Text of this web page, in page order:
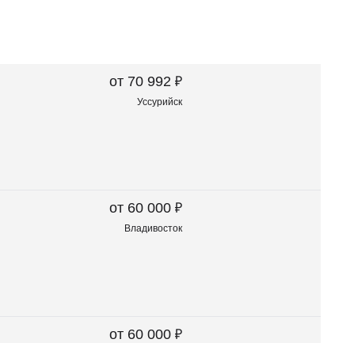
от 70 992 ₽
Уссурийск
от 60 000 ₽
Владивосток
от 60 000 ₽